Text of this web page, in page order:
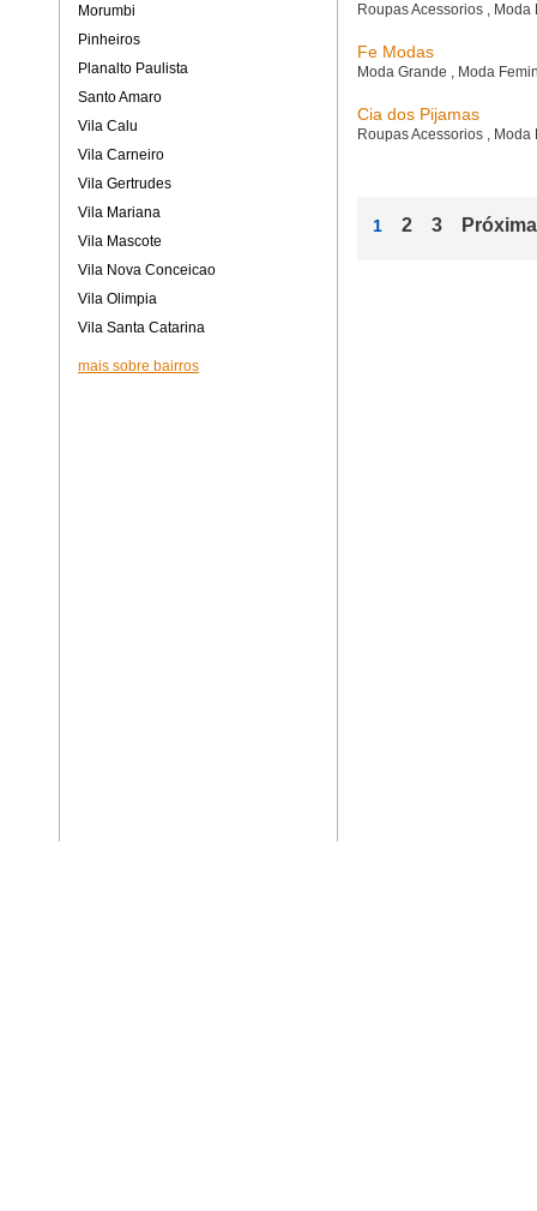
Morumbi
Pinheiros
Planalto Paulista
Santo Amaro
Vila Calu
Vila Carneiro
Vila Gertrudes
Vila Mariana
Vila Mascote
Vila Nova Conceicao
Vila Olimpia
Vila Santa Catarina
mais sobre bairros
Roupas Acessorios , Moda
Fe Modas
Moda Grande , Moda
Cia dos Pijamas
Roupas Acessorios , Moda
1 2 3 Próxima